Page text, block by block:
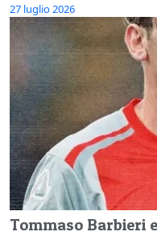
27 luglio 2026
Tommaso Barbieri